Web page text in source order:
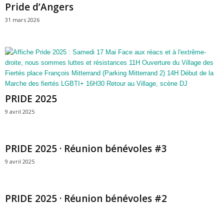
Pride d’Angers
31 mars 2026
PRIDE 2025
9 avril 2025
PRIDE 2025 · Réunion bénévoles #3
9 avril 2025
PRIDE 2025 · Réunion bénévoles #2